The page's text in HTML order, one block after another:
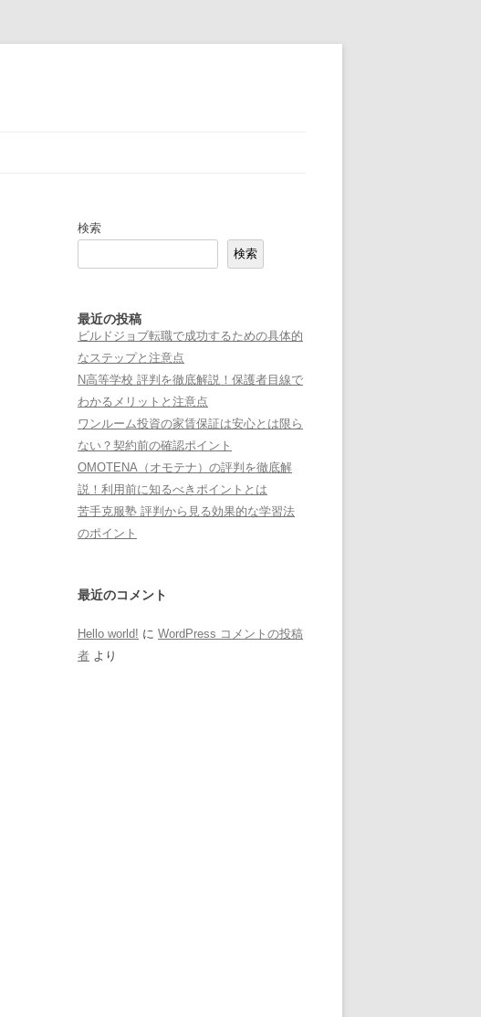
検索
検索
最近の投稿
ビルドジョブ転職で成功するための具体的
なステップと注意点
N高等学校 評判を徹底解説！保護者目線で
わかるメリットと注意点
ワンルーム投資の家賃保証は安心とは限ら
ない？契約前の確認ポイント
OMOTENA（オモテナ）の評判を徹底解
説！利用前に知るべきポイントとは
苦手克服塾 評判から見る効果的な学習法
のポイント
最近のコメント
Hello world! に WordPress コメントの投稿
者 より